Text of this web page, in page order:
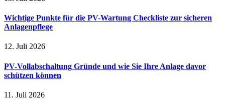
Wichtige Punkte für die PV-Wartung Checkliste zur sicheren
Anlagenpflege
12. Juli 2026
PV-Vollabschaltung Gründe und wie Sie Ihre Anlage davor
schützen können
11. Juli 2026